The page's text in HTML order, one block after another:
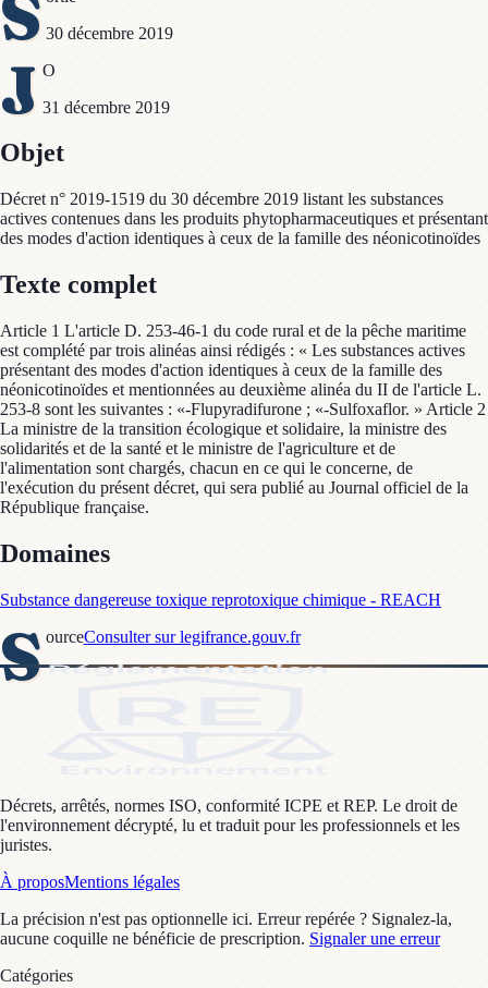
30 décembre 2019
J O
31 décembre 2019
Objet
Décret n° 2019-1519 du 30 décembre 2019 listant les substances
actives contenues dans les produits phytopharmaceutiques et présentant
des modes d'action identiques à ceux de la famille des néonicotinoïdes
Texte complet
Article 1 L'article D. 253-46-1 du code rural et de la pêche maritime
est complété par trois alinéas ainsi rédigés : « Les substances actives
présentant des modes d'action identiques à ceux de la famille des
néonicotinoïdes et mentionnées au deuxième alinéa du II de l'article L.
253-8 sont les suivantes : «-Flupyradifurone ; «-Sulfoxaflor. » Article 2
La ministre de la transition écologique et solidaire, la ministre des
solidarités et de la santé et le ministre de l'agriculture et de
l'alimentation sont chargés, chacun en ce qui le concerne, de
l'exécution du présent décret, qui sera publié au Journal officiel de la
République française.
Domaines
Substance dangereuse toxique reprotoxique chimique - REACH
S ourceConsulter sur legifrance.gouv.fr
Décrets, arrêtés, normes ISO, conformité ICPE et REP. Le droit de
l'environnement décrypté, lu et traduit pour les professionnels et les
juristes.
À proposMentions légales
La précision n'est pas optionnelle ici. Erreur repérée ? Signalez-la,
aucune coquille ne bénéficie de prescription. Signaler une erreur
Catégories